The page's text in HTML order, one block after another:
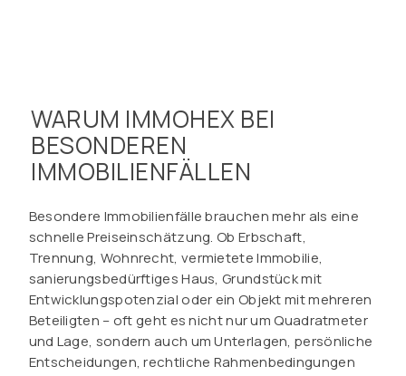
WARUM IMMOHEX BEI
BESONDEREN
IMMOBILIENFÄLLEN
Besondere Immobilienfälle brauchen mehr als eine
schnelle Preiseinschätzung. Ob Erbschaft,
Trennung, Wohnrecht, vermietete Immobilie,
sanierungsbedürftiges Haus, Grundstück mit
Entwicklungspotenzial oder ein Objekt mit mehreren
Beteiligten – oft geht es nicht nur um Quadratmeter
und Lage, sondern auch um Unterlagen, persönliche
Entscheidungen, rechtliche Rahmenbedingungen